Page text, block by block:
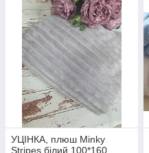
УЦІНКА, плюш Minky
Stripes білий 100*160